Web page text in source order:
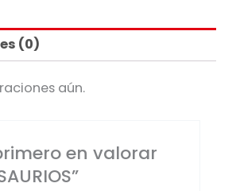
(0)
aún.
en valorar